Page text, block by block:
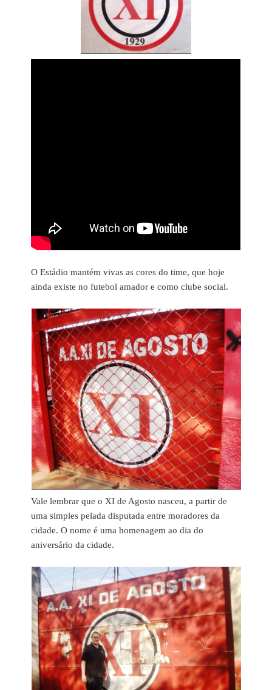
O Estádio mantém vivas as cores do time, que hoje
ainda existe no futebol amador e como clube social.
Vale lembrar que o XI de Agosto nasceu, a partir de
uma simples pelada disputada entre moradores da
cidade. O nome é uma homenagem ao dia do
aniversário da cidade.